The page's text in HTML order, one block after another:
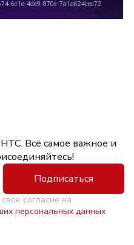
Всё самое важное и
Подписаться
согласие на
персональных данных